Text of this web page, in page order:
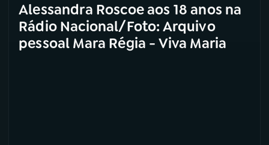
Alessandra Roscoe aos 18 anos na
Rádio Nacional/Foto: Arquivo
pessoal Mara Régia - Viva Maria